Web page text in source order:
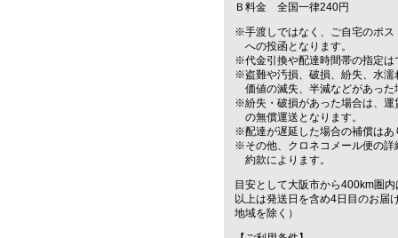
Ｂ料金 全国一律240円
※手渡しではなく、ご自宅のポス
への投函となります。
※代金引換や配達時間帯の指定は
※盗難や汚損、破損、紛失、水濡
価値の滅失、半減などがあった
※紛失・破損があった場合は、運
の無償運送となります。
※配達が遅延した場合の補償はあ
※その他、クロネコメール便の詳
約款によります。
目安として大阪市から400km圏
以上は発送日を含め4日目のお届
地域を除く）